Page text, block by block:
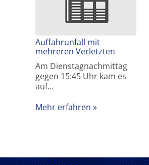
Auffahrunfall mit
mehreren Verletzten
Am Dienstagnachmittag
gegen 15:45 Uhr kam es
auf…
Mehr erfahren